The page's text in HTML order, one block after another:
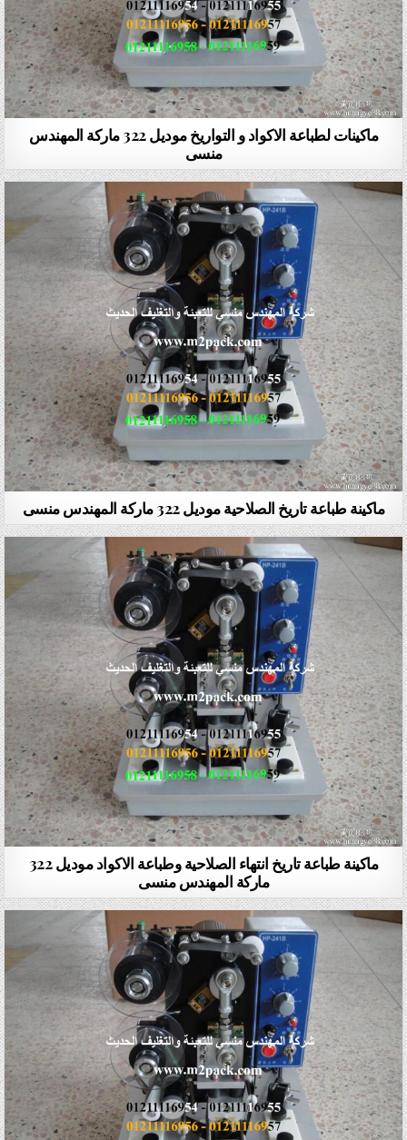
ماكينات لطباعة الاكواد و التواريخ موديل 322 ماركة المهندس
منسى
ماكينة طباعة تاريخ الصلاحية موديل 322 ماركة المهندس منسى
ماكينة طباعة تاريخ انتهاء الصلاحية وطباعة الاكواد موديل 322
ماركة المهندس منسى